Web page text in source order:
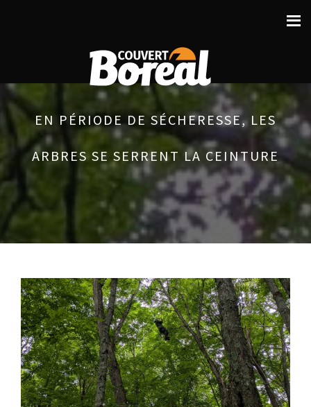
EN PÉRIODE DE SÉCHERESSE, LES
ARBRES SE SERRENT LA CEINTURE